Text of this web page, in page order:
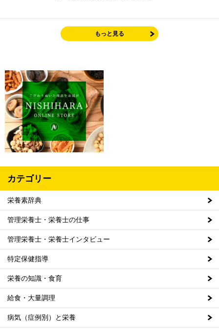
もっと見る
カテゴリー
栄養素辞典
管理栄養士・栄養士の仕事
管理栄養士・栄養士インタビュー
特定保健指導
栄養の知識・食育
給食・大量調理
病気（症例別）と栄養